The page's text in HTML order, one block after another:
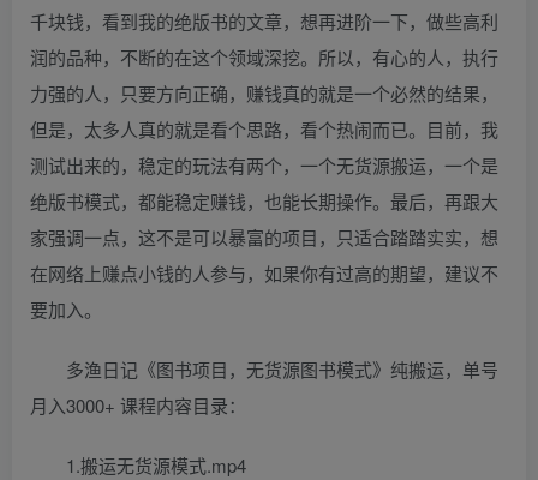
千块钱，看到我的绝版书的文章，想再进阶一下，做些高利
润的品种，不断的在这个领域深挖。所以，有心的人，执行
力强的人，只要方向正确，赚钱真的就是一个必然的结果，
但是，太多人真的就是看个思路，看个热闹而已。目前，我
测试出来的，稳定的玩法有两个，一个无货源搬运，一个是
绝版书模式，都能稳定赚钱，也能长期操作。最后，再跟大
家强调一点，这不是可以暴富的项目，只适合踏踏实实，想
在网络上赚点小钱的人参与，如果你有过高的期望，建议不
要加入。
多渔日记《图书项目，无货源图书模式》纯搬运，单号
月入3000+ 课程内容目录：
1.搬运无货源模式.mp4